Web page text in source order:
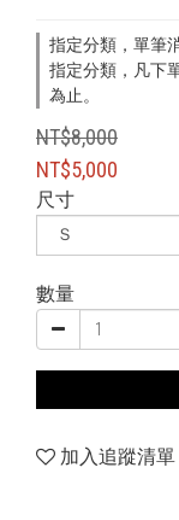
指定分類，單筆
指定分類，凡下
為止。
NT$8,000
NT$5,000
尺寸
數量
加入追蹤清單